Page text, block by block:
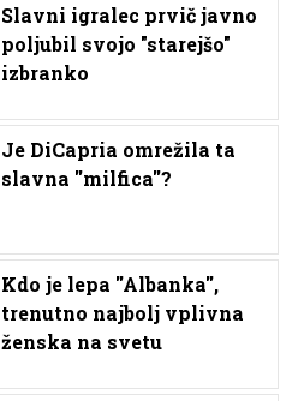
Slavni igralec prvič javno
poljubil svojo "starejšo"
izbranko
Je DiCapria omrežila ta
slavna ''milfica''?
Kdo je lepa ''Albanka'',
trenutno najbolj vplivna
ženska na svetu